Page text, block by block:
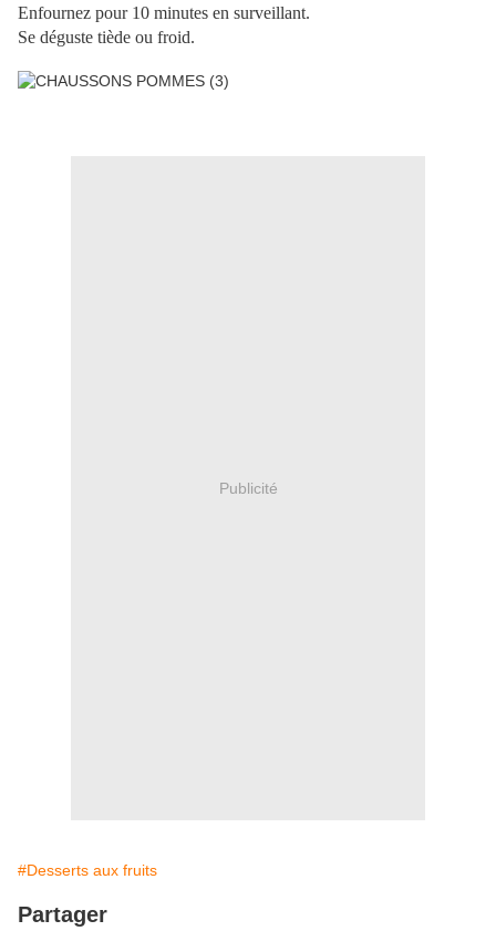
Enfournez pour 10 minutes en surveillant.
Se déguste tiède ou froid.
Publicité
#Desserts aux fruits
Partager